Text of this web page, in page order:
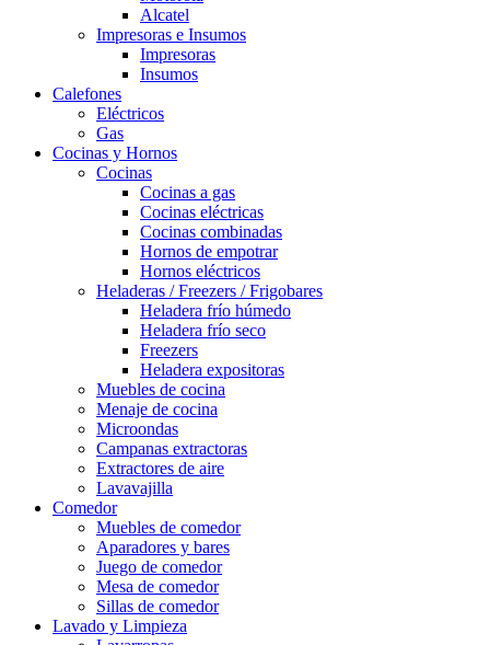
Alcatel
Impresoras e Insumos
Impresoras
Insumos
Calefones
Eléctricos
Gas
Cocinas y Hornos
Cocinas
Cocinas a gas
Cocinas eléctricas
Cocinas combinadas
Hornos de empotrar
Hornos eléctricos
Heladeras / Freezers / Frigobares
Heladera frío húmedo
Heladera frío seco
Freezers
Heladera expositoras
Muebles de cocina
Menaje de cocina
Microondas
Campanas extractoras
Extractores de aire
Lavavajilla
Comedor
Muebles de comedor
Aparadores y bares
Juego de comedor
Mesa de comedor
Sillas de comedor
Lavado y Limpieza